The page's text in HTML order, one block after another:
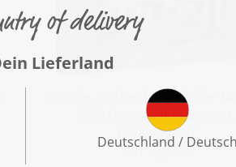
Puzzle „Rothenburg ob der
Märchenstadt in Bayern,
Deutschland“
ab 19,99 €